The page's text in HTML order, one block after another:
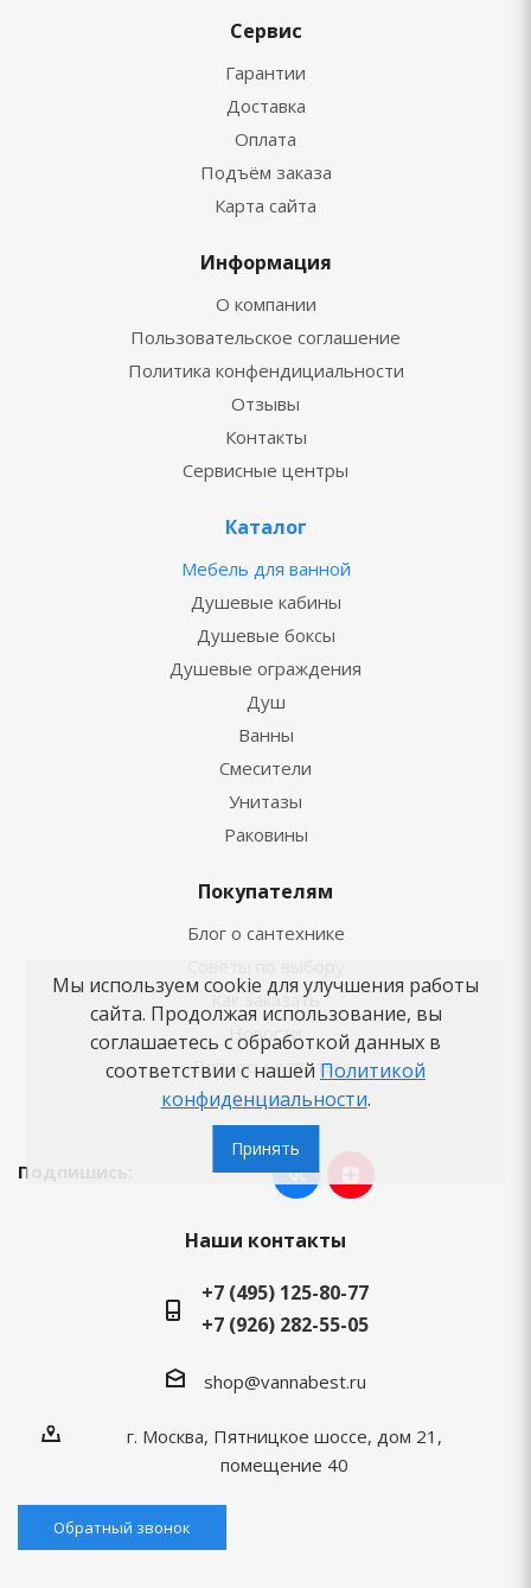
Сервис
Гарантии
Доставка
Оплата
Подъём заказа
Карта сайта
Информация
О компании
Пользовательское соглашение
Политика конфендициальности
Отзывы
Контакты
Сервисные центры
Каталог
Мебель для ванной
Душевые кабины
Душевые боксы
Душевые ограждения
Душ
Ванны
Смесители
Унитазы
Раковины
Покупателям
Блог о сантехнике
Как заказать
Новости
Вопросы-ответы
Бренды
Подпишись:
Наши контакты
+7 (495) 125-80-77
+7 (926) 282-55-05
shop@vannabest.ru
г. Москва, Пятницкое шоссе, дом 21,
помещение 40
Обратный звонок
Мы используем cookie для улучшения работы
сайта. Продолжая использование, вы
соглашаетесь с обработкой данных в
соответствии с нашей Политикой
конфиденциальности.
Принять